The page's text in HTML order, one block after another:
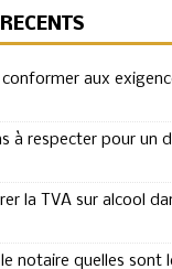
[ juillet 27, 2026 ]
DIVORCE
[ août 8, 2026 ]
aux
à respecter pour un
la TVA sur alcool
notaire quelles sont